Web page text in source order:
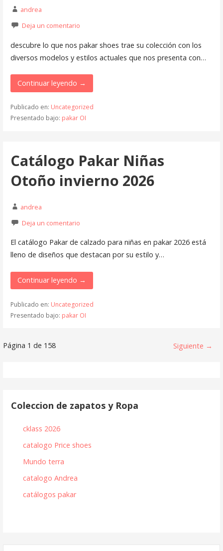
andrea
Deja un comentario
descubre lo que nos pakar shoes trae su colección con los
diversos modelos y estilos actuales que nos presenta con…
Continuar leyendo →
Publicado en: Uncategorized
Presentado bajo: pakar OI
Catálogo Pakar Niñas
Otoño invierno 2026
andrea
Deja un comentario
El catálogo Pakar de calzado para niñas en pakar 2026 está
lleno de diseños que destacan por su estilo y…
Continuar leyendo →
Publicado en: Uncategorized
Presentado bajo: pakar OI
Navegación
Página 1 de 158 Siguiente →
Coleccion de zapatos y Ropa
cklass 2026
catalogo Price shoes
Mundo terra
catalogo Andrea
catálogos pakar